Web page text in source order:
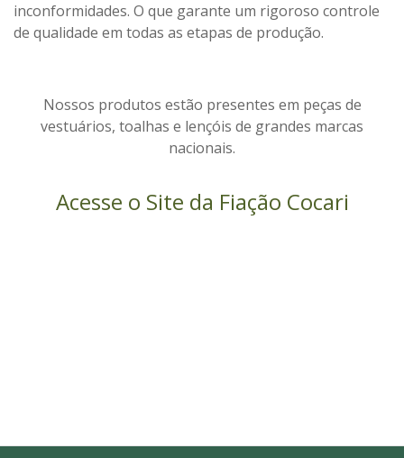
inconformidades. O que garante um rigoroso controle
de qualidade em todas as etapas de produção.
Nossos produtos estão presentes em peças de
vestuários, toalhas e lençóis de grandes marcas
nacionais.
Acesse o Site da Fiação Cocari